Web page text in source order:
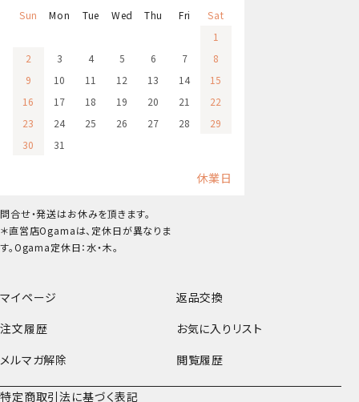
マイページ
返品交換
注文履歴
お気に入りリスト
メルマガ解除
閲覧履歴
特定商取引法に基づく表記
Sun Mon Tue Wed Thu Fri
Sat
1
2
3 4 5 6 7
8
9
10 11 12 13 14
15
16
17 18 19 20 21
22
23
24 25 26 27 28
29
30
31
休業日
問合せ・発送はお休みを頂きます。
＊直営店Ogamaは、定休日が異なりま
す。Ogama定休日：水・木。